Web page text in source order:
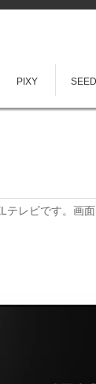
PIXY SEED
レビです。画